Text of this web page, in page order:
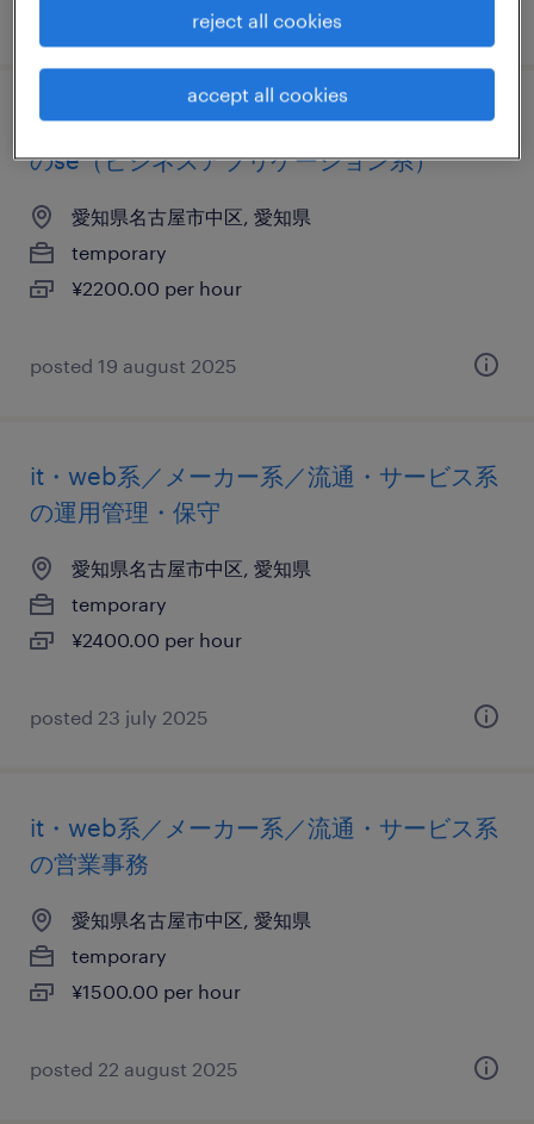
posted 23 july 2026
it・web系／メーカー系／流通・サービス系
のse（ビジネスアプリケーション系）
愛知県名古屋市中区, 愛知県
temporary
¥2200.00 per hour
posted 19 august 2025
it・web系／メーカー系／流通・サービス系
の運用管理・保守
愛知県名古屋市中区, 愛知県
temporary
¥2400.00 per hour
posted 23 july 2025
it・web系／メーカー系／流通・サービス系
の営業事務
愛知県名古屋市中区, 愛知県
temporary
¥1500.00 per hour
posted 22 august 2025
reject all cookies
accept all cookies